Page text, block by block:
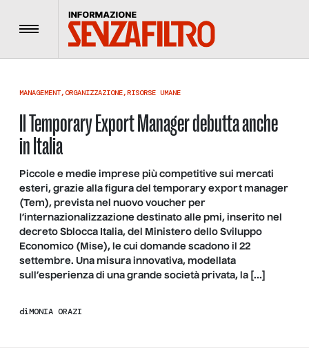
Menu
MANAGEMENT,ORGANIZZAZIONE,RISORSE UMANE
Il Temporary Export Manager debutta anche
in Italia
Piccole e medie imprese più competitive sui mercati
esteri, grazie alla figura del temporary export manager
(Tem), prevista nel nuovo voucher per
l’internazionalizzazione destinato alle pmi, inserito nel
decreto Sblocca Italia, del Ministero dello Sviluppo
Economico (Mise), le cui domande scadono il 22
settembre. Una misura innovativa, modellata
sull’esperienza di una grande società privata, la […]
diMONIA ORAZI